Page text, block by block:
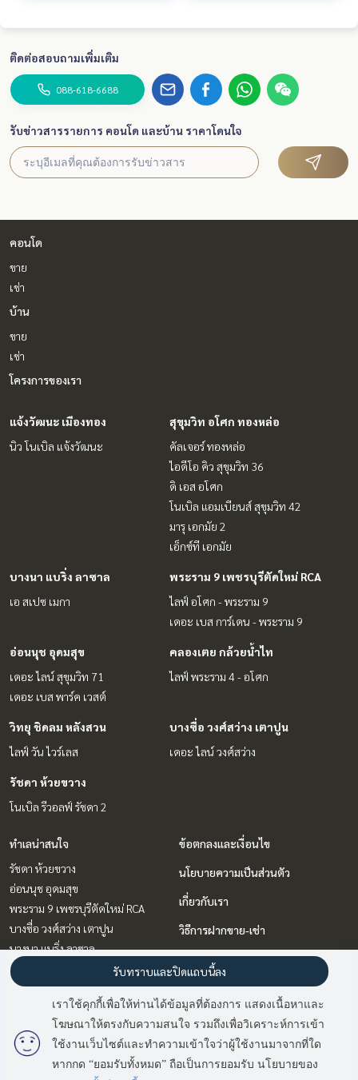
มี2คนกำลังดูประกาศนี้
Sold Out
ติดต่อสอบถามเพิ่มเติม
088-618-6688
รับข่าวสารรายการ คอนโด และบ้าน ราคาโดนใจ
คอนโด
ขาย
เช่า
บ้าน
ขาย
เช่า
โครงการของเรา
แจ้งวัฒนะ เมืองทอง
นิว โนเบิล แจ้งวัฒนะ
สุขุมวิท อโศก ทองหล่อ
คัลเจอร์ ทองหล่อ
ไอดีโอ คิว สุขุมวิท 36
ดิ เอส อโศก
โนเบิล แอมเบียนส์ สุขุมวิท 42
มารุ เอกมัย 2
เอ็กซ์ที เอกมัย
บางนา แบริ่ง ลาซาล
เอ สเปซ เมกา
พระราม 9 เพชรบุรีตัดใหม่ RCA
ไลฟ์ อโศก - พระราม 9
เดอะ เบส การ์เดน - พระราม 9
อ่อนนุช อุดมสุข
เดอะ ไลน์ สุขุมวิท 71
เดอะ เบส พาร์ค เวสต์
คลองเตย กล้วยน้ำไท
ไลฟ์ พระราม 4 - อโศก
วิทยุ ชิดลม หลังสวน
ไลฟ์ วัน ไวร์เลส
บางซื่อ วงศ์สว่าง เตาปูน
เดอะ ไลน์ วงศ์สว่าง
รัชดา ห้วยขวาง
โนเบิล รีวอลฟ์ รัชดา 2
ทำเลน่าสนใจ
รัชดา ห้วยขวาง
อ่อนนุช อุดมสุข
พระราม 9 เพชรบุรีตัดใหม่ RCA
บางซื่อ วงศ์สว่าง เตาปูน
บางนา แบริ่ง ลาซาล
วิทยุ ชิดลม หลังสวน
คลองเตย กล้วยน้ำไท
แจ้งวัฒนะ เมืองทอง
สุขุมวิท อโศก ทองหล่อ
ข้อตกลงและเงื่อนไข
นโยบายความเป็นส่วนตัว
เกี่ยวกับเรา
วิธีการฝากขาย-เช่า
ติดต่อ
เราใช้คุกกี้เพื่อให้ท่านได้ข้อมูลที่ต้องการ แสดงเนื้อหาและ
โฆษณาให้ตรงกับความสนใจ รวมถึงเพื่อวิเคราะห์การเข้า
ใช้งานเว็บไซต์และทำความเข้าใจว่าผู้ใช้งานมาจากที่ใด
หากกด “ยอมรับทั้งหมด” ถือเป็นการยอมรับ นโยบายของ
รับทราบและปิดแถบนี้ลง